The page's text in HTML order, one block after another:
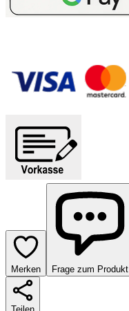
Merken Frage zum Produkt